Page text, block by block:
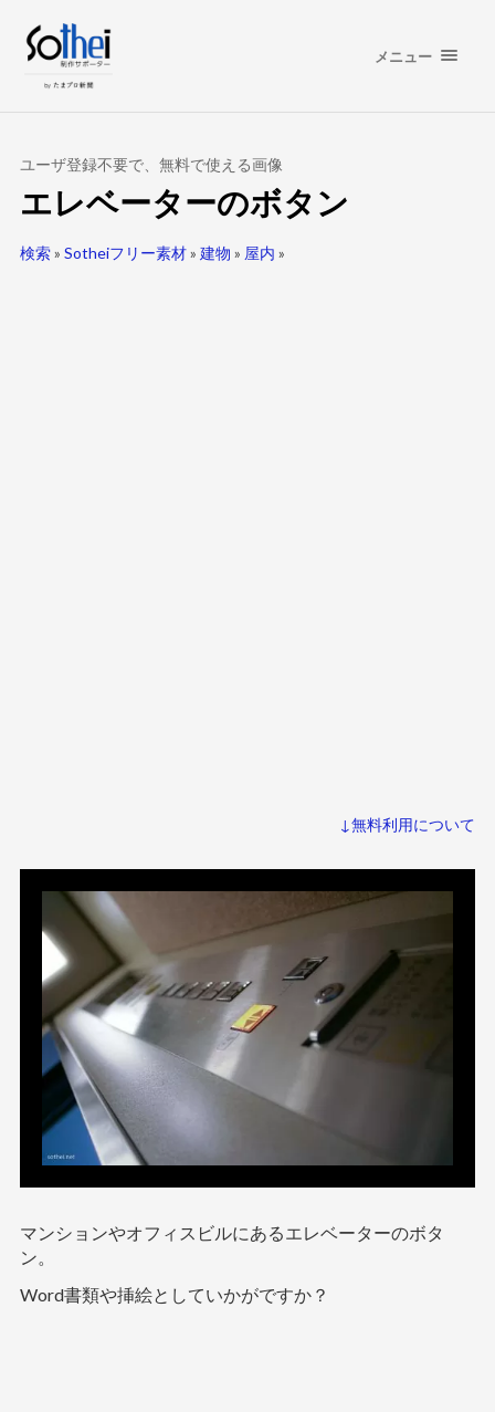
メニュー
ユーザ登録不要で、無料で使える画像
エレベーターのボタン
検索» Sotheiフリー素材» 建物 » 屋内 »
↓無料利用について
マンションやオフィスビルにあるエレベーターのボタ
ン。
Word書類や挿絵としていかがですか？